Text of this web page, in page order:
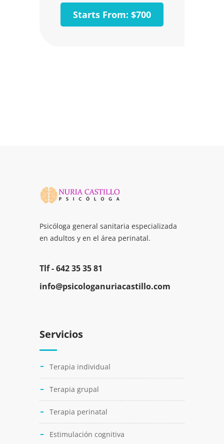
Starts From: $700
Psicóloga general sanitaria especializada
en adultos y en el área perinatal.
Tlf -642 35 35 81
info@psicologanuriacastillo.com
Servicios
Terapia individual
Terapia grupal
Terapia perinatal
Estimulación cognitiva